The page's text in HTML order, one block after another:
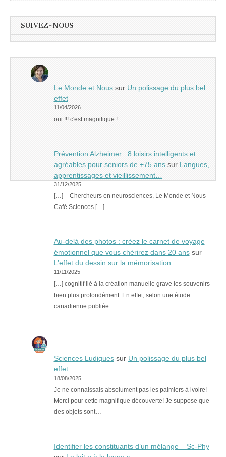
SUIVEZ-NOUS
Le Monde et Noussur Un polissage du plus bel
effet
11/04/2026
oui !!! c'est magnifique !
Prévention Alzheimer : 8 loisirs intelligents et
agréables pour seniors de +75 anssur Langues,
apprentissages et vieillissement…
31/12/2025
[…] – Chercheurs en neurosciences, Le Monde et Nous –
Café Sciences […]
Au-delà des photos : créez le carnet de voyage
émotionnel que vous chérirez dans 20 anssur
L’effet du dessin sur la mémorisation
11/11/2025
[…] cognitif lié à la création manuelle grave les souvenirs
bien plus profondément. En effet, selon une étude
canadienne publiée…
Sciences Ludiquessur Un polissage du plus bel
effet
18/08/2025
Je ne connaissais absolument pas les palmiers à ivoire!
Merci pour cette magnifique découverte! Je suppose que
des objets sont…
Identifier les constituants d’un mélange – Sc-Phy